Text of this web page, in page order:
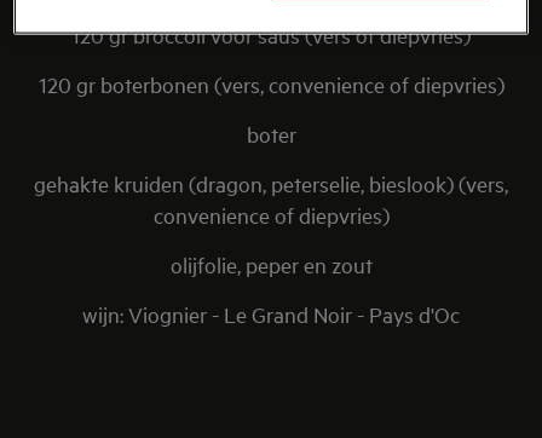
120 gr broccoli voor saus (vers of diepvries)
120 gr boterbonen (vers, convenience of diepvries)
boter
gehakte kruiden (dragon, peterselie, bieslook) (vers,
convenience of diepvries)
olijfolie, peper en zout
wijn: Viognier - Le Grand Noir - Pays d'Oc